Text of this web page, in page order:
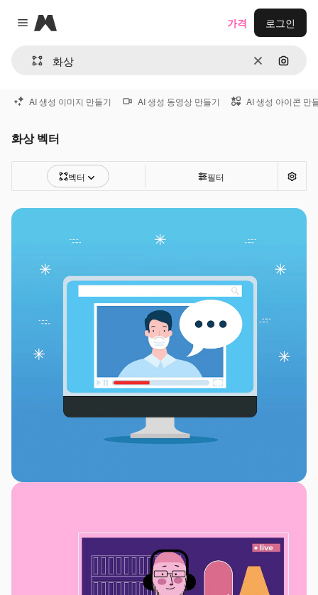
Close menu
Magnific
지우기이미지
가격 로그인
AI 생성 이미지 만들기 AI 생성 동영상 만들기 AI 생성 아이콘 만
화상 벡터
벡터 필터